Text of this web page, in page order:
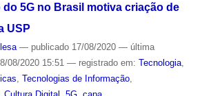
do 5G no Brasil motiva criação de
USP
— publicado17/08/2020 — última
08/2020 15:51 — registrado em: Tecnologia,
Tecnologias de Informação,